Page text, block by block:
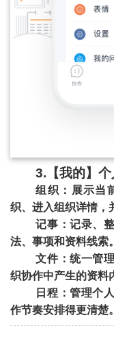
3.【我的】个
组织：展示当
织、进入组织详情，
记事：记录、
法、事项和资料线索。
文件：统一管
织协作中产生的资料
日程：管理个
作节奏安排得更清楚。